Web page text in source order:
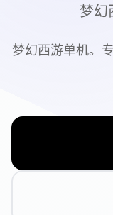
梦幻
梦幻西游单机。